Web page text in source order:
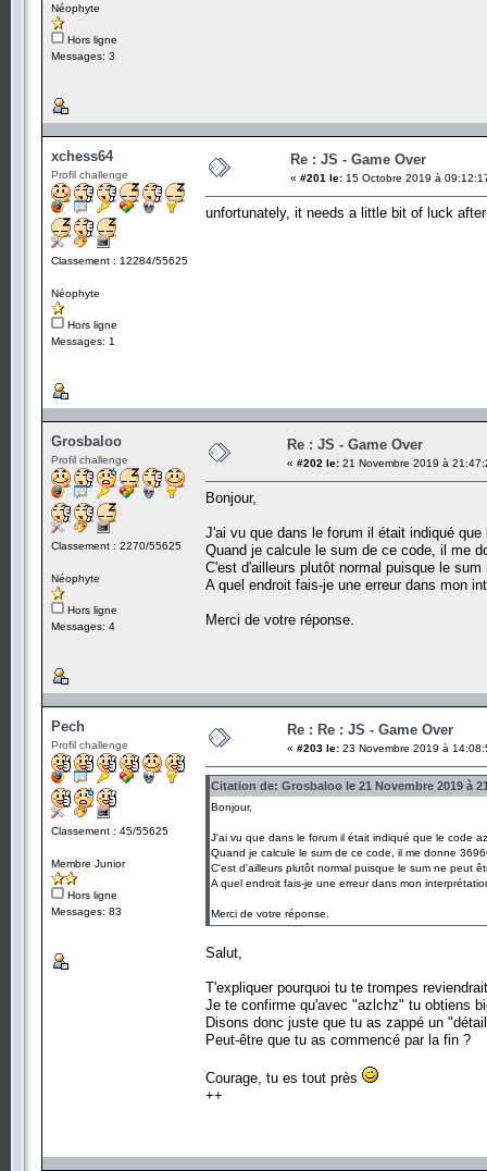
Néophyte
Hors ligne
Messages: 3
xchess64
Profil challenge
Classement : 12284/55625
Néophyte
Hors ligne
Messages: 1
Re : JS - Game Over
« #201 le: 15 Octobre 2019 à
unfortunately, it needs a little bit of luck
Grosbaloo
Profil challenge
Classement : 2270/55625
Néophyte
Hors ligne
Messages: 4
Re : JS - Game Over
« #202 le: 21 Novembre 2019 à
Bonjour,
J'ai vu que dans le forum il était indiqué
Quand je calcule le sum de ce code, il me
C'est d'ailleurs plutôt normal puisque le
A quel endroit fais-je une erreur dans mon
Merci de votre réponse.
Pech
Profil challenge
Classement : 45/55625
Membre Junior
Hors ligne
Messages: 83
Re : Re : JS - Game Over
« #203 le: 23 Novembre 2019 à
Citation de: Grosbaloo le 21 Novembre 2019 à
Bonjour,
J'ai vu que dans le forum il était indiqué que le code
Quand je calcule le sum de ce code, il me donne
C'est d'ailleurs plutôt normal puisque le sum ne peut
A quel endroit fais-je une erreur dans mon
Merci de votre réponse.
Salut,
T'expliquer pourquoi tu te trompes
Je te confirme qu'avec "azlchz" tu obtiens
Disons donc juste que tu as zappé un
Peut-être que tu as commencé par la fin ?
Courage, tu es tout près
++